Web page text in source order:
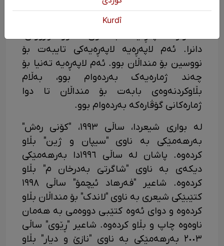
سایەی ئەوانەوە بزووتنەوەی ڕۆشنبیری و
ئەدەبیی کوردی بە گشتی چالاک بوو. لە
دانرا. ئەم لاپەڕەیە لاپەڕەیەکی تایبەت بۆ
نووسین بۆ منداڵان بوو. ئەم لاپەڕەیە تەنیا بۆ
چەند ژمارەیەک بەردەوام بوو، بەڵام
بڵاوکردنەوەی بابەت بۆ منداڵان تا دوا
ژمارەکانی گۆڤارەکە بەردەوام بوو.
لە بواری شیعردا، ساڵی ١٩٩٣، "کۆنی رەش"
بەرهەمێکی بە ناوی "سیپان و ژین" بڵاو
کردەوە. پاشان لە ساڵی ١٩٩٦دا بەرهەمێکی
دیکەی بە ناوی "شاگرتێ بەدرخان م" بڵاو
کردەوە. شاعیر "فەرهاد ئیچمۆ" ساڵی ١٩٩٨
کتێبێکی شیعری بە ناوی "لاندک" بۆ منداڵان بڵاو
کردەوە و دوای ئەوە کتێبی دووەمی بە هەمان
ناوەوە چاپ و بڵاو کردەوە. شاعیر "ڕێوی" ساڵی
٢٠٠٣ بەرهەمێکی بە ناوی "نازێ و دیار" بڵاو
Kurdî